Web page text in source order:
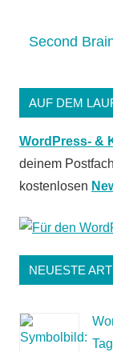
Second
AUF DEM
WordPress- &
deinem
kostenlosen
NEUESTE